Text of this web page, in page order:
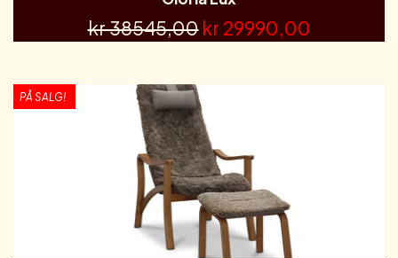
kr 38545,00 kr 29990,00
PÅ SALG!